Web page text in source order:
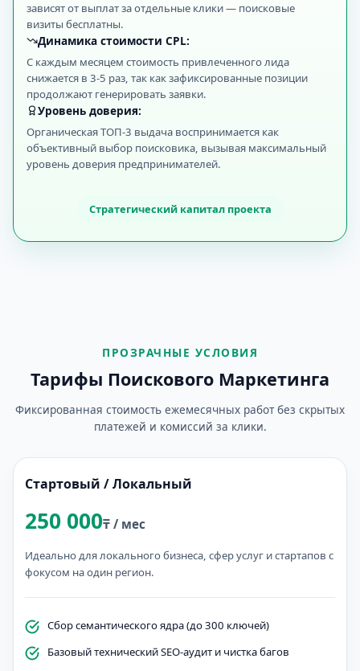
зависят от выплат за отдельные клики — поисковые
визиты бесплатны.
Динамика стоимости CPL:
С каждым месяцем стоимость привлеченного лида
снижается в 3-5 раз, так как зафиксированные позиции
продолжают генерировать заявки.
Уровень доверия:
Органическая ТОП-3 выдача воспринимается как
объективный выбор поисковика, вызывая максимальный
уровень доверия предпринимателей.
Стратегический капитал проекта
ПРОЗРАЧНЫЕ УСЛОВИЯ
Тарифы Поискового Маркетинга
Фиксированная стоимость ежемесячных работ без скрытых
платежей и комиссий за клики.
Стартовый / Локальный
250 000₸ / мес
Идеально для локального бизнеса, сфер услуг и стартапов с
фокусом на один регион.
Сбор семантического ядра (до 300 ключей)
Базовый технический SEO-аудит и чистка багов